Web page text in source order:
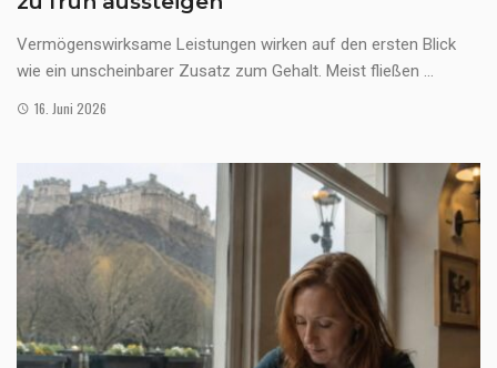
Vermögenswirksame Leistungen wirken auf den ersten Blick
wie ein unscheinbarer Zusatz zum Gehalt. Meist fließen ...
16. Juni 2026